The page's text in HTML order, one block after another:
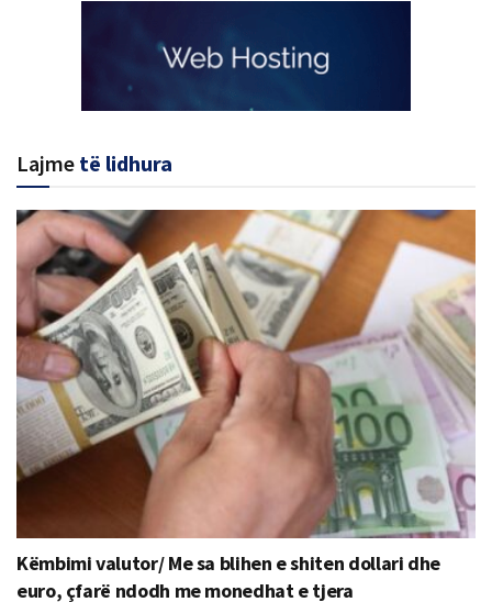
Lajme të lidhura
Këmbimi valutor/ Me sa blihen e shiten dollari dhe
euro, çfarë ndodh me monedhat e tjera